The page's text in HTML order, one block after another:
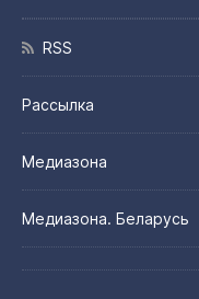
RSS
Рассылка
Медиазона
Медиазона. Беларусь